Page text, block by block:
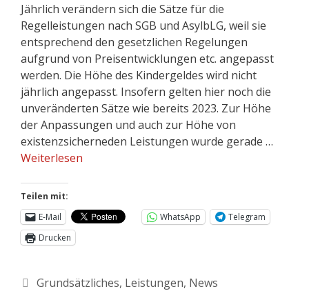
Jährlich verändern sich die Sätze für die
Regelleistungen nach SGB und AsylbLG, weil sie
entsprechend den gesetzlichen Regelungen
aufgrund von Preisentwicklungen etc. angepasst
werden. Die Höhe des Kindergeldes wird nicht
jährlich angepasst. Insofern gelten hier noch die
unveränderten Sätze wie bereits 2023. Zur Höhe
der Anpassungen und auch zur Höhe von
existenzsicherneden Leistungen wurde gerade …
Weiterlesen
Teilen mit:
E-Mail
WhatsApp
Telegram
Drucken
Grundsätzliches, Leistungen, News